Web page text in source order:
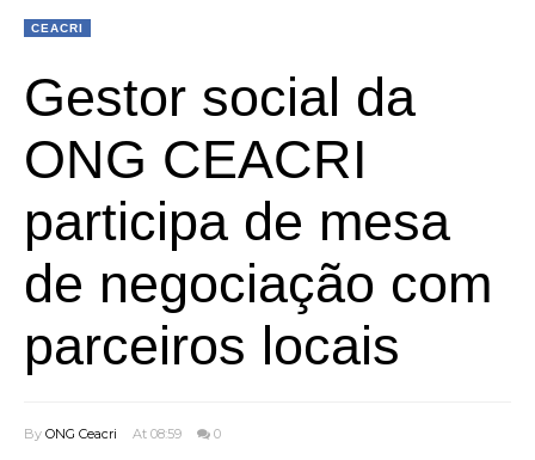
CEACRI
Gestor social da
ONG CEACRI
participa de mesa
de negociação com
parceiros locais
By ONG Ceacri At 08:59 0